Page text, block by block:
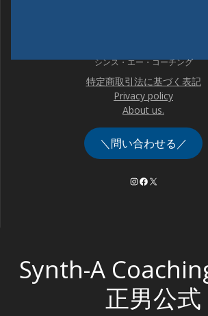
シンス・エー・コーチング
特定商取引法に基づく表記
Privacy policy
About us.
＼問い合わせる／
Instagram
Facebook
X
Synth-A
正男公式